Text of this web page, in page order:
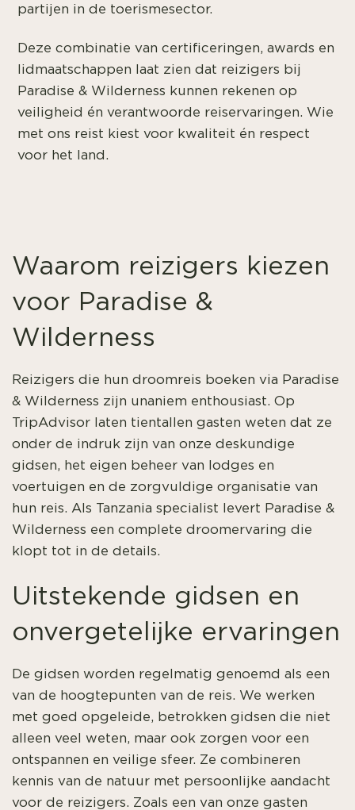
partijen in de toerismesector.
Deze combinatie van certificeringen, awards en
lidmaatschappen laat zien dat reizigers bij
Paradise & Wilderness kunnen rekenen op
veiligheid én verantwoorde reiservaringen. Wie
met ons reist kiest voor kwaliteit én respect
voor het land.
Waarom reizigers kiezen
voor Paradise &
Wilderness
Reizigers die hun droomreis boeken via Paradise
& Wilderness zijn unaniem enthousiast. Op
TripAdvisor laten tientallen gasten weten dat ze
onder de indruk zijn van onze deskundige
gidsen, het eigen beheer van lodges en
voertuigen en de zorgvuldige organisatie van
hun reis. Als Tanzania specialist levert Paradise &
Wilderness een complete droomervaring die
klopt tot in de details.
Uitstekende gidsen en
onvergetelijke ervaringen
De gidsen worden regelmatig genoemd als een
van de hoogtepunten van de reis. We werken
met goed opgeleide, betrokken gidsen die niet
alleen veel weten, maar ook zorgen voor een
ontspannen en veilige sfeer. Ze combineren
kennis van de natuur met persoonlijke aandacht
voor de reizigers. Zoals een van onze gasten